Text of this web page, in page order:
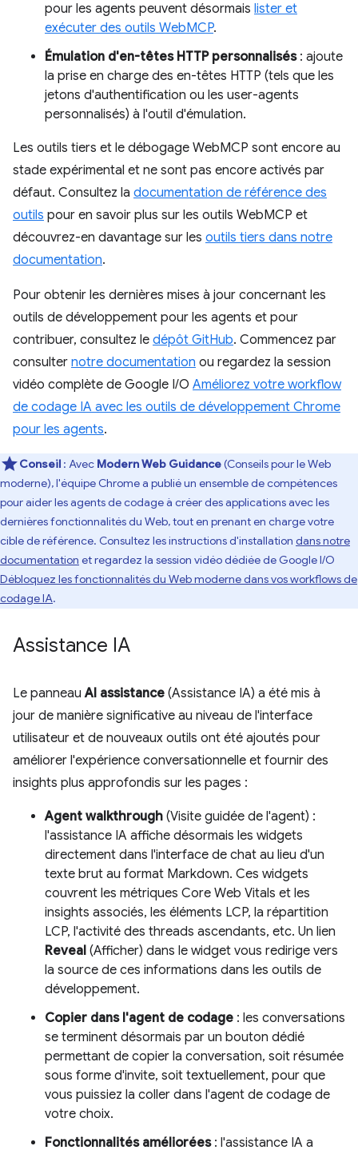
pour les agents peuvent désormais lister et
exécuter des outils WebMCP.
Émulation d'en-têtes HTTP personnalisés: ajoute
la prise en charge des en-têtes HTTP (tels que les
jetons d'authentification ou les user-agents
personnalisés) à l'outil d'émulation.
Les outils tiers et le débogage WebMCP sont encore au
stade expérimental et ne sont pas encore activés par
défaut. Consultez la documentation de référence des
outils pour en savoir plus sur les outils WebMCP et
découvrez-en davantage sur les outils tiers dans notre
documentation.
Pour obtenir les dernières mises à jour concernant les
outils de développement pour les agents et pour
contribuer, consultez le dépôt GitHub. Commencez par
consulter notre documentation ou regardez la session
vidéo complète de Google I/O Améliorez votre workflow
de codage IA avec les outils de développement Chrome
pour les agents.
Conseil : Avec Modern Web Guidance(Conseils pour le Web
moderne), l'équipe Chrome a publié un ensemble de compétences
pour aider les agents de codage à créer des applications avec les
dernières fonctionnalités du Web, tout en prenant en charge votre
cible de référence. Consultez les instructions d'installation dans notre
documentation et regardez la session vidéo dédiée de Google I/O
Débloquez les fonctionnalités du Web moderne dans vos workflows de
codage IA.
Assistance IA
Le panneauAI assistance (Assistance IA) a été mis à
jour de manière significative au niveau de l'interface
utilisateur et de nouveaux outils ont été ajoutés pour
améliorer l'expérience conversationnelle et fournir des
insights plus approfondis sur les pages :
Agent walkthrough (Visite guidée de l'agent) :
l'assistance IA affiche désormais les widgets
directement dans l'interface de chat au lieu d'un
texte brut au format Markdown. Ces widgets
couvrent les métriques Core Web Vitals et les
insights associés, les éléments LCP, la répartition
LCP, l'activité des threads ascendants, etc. Un lien
Reveal (Afficher) dans le widget vous redirige vers
la source de ces informations dans les outils de
développement.
Copier dans l'agent de codage : les conversations
se terminent désormais par un bouton dédié
permettant de copier la conversation, soit résumée
sous forme d'invite, soit textuellement, pour que
vous puissiez la coller dans l'agent de codage de
votre choix.
Fonctionnalités améliorées: l'assistance IA a